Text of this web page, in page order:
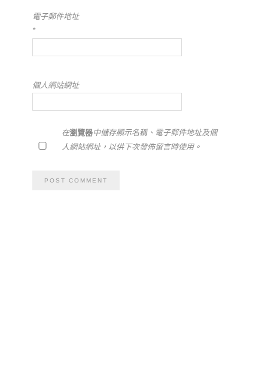
電子郵件地址
*
個人網站網址
在瀏覽器中儲存顯示名稱、電子郵件地址及個
人網站網址，以供下次發佈留言時使用。